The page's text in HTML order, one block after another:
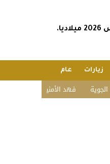
زيارات عام
“فهد الأمنية” تبدأ القبول